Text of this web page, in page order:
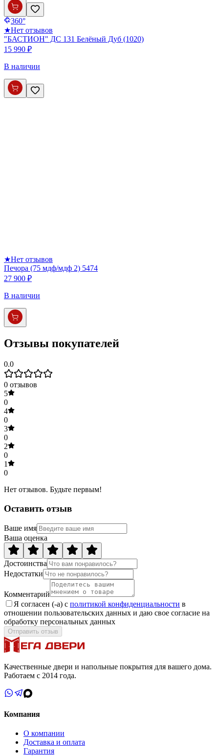
360°
★Нет отзывов
"БАСТИОН" ДС 131 Белёный Дуб (1020)
15 990 ₽
В наличии
★Нет отзывов
Печора (75 мдф/мдф 2) 5474
27 900 ₽
В наличии
Отзывы покупателей
0.0
0 отзывов
5
0
4
0
3
0
2
0
1
0
Нет отзывов. Будьте первым!
Оставить отзыв
Ваше имя
Ваша оценка
Достоинства
Недостатки
Комментарий
Я согласен (-а) с политикой конфиденциальности в
отношении пользовательских данных и даю свое согласие на
обработку персональных данных
Отправить отзыв
Качественные двери и напольные покрытия для вашего дома.
Работаем с 2014 года.
Компания
О компании
Доставка и оплата
Гарантия